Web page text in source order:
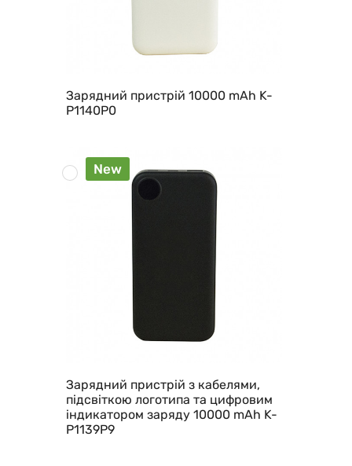
Зарядний пристрій 10000 mAh K-
P1140P0
New
Зарядний пристрій з кабелями,
підсвіткою логотипа та цифровим
індикатором заряду 10000 mAh K-
P1139P9